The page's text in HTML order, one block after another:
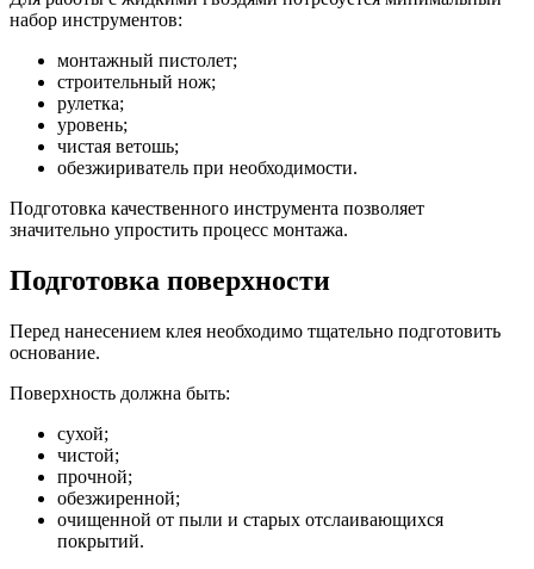
набор инструментов:
монтажный пистолет;
строительный нож;
рулетка;
уровень;
чистая ветошь;
обезжириватель при необходимости.
Подготовка качественного инструмента позволяет
значительно упростить процесс монтажа.
Подготовка поверхности
Перед нанесением клея необходимо тщательно подготовить
основание.
Поверхность должна быть:
сухой;
чистой;
прочной;
обезжиренной;
очищенной от пыли и старых отслаивающихся
покрытий.